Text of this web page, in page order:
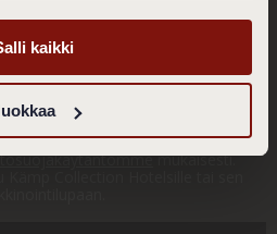
kaikki
ja mielenkiintoisia kuulumisia!
annat meille luvan henkilötietojesi
Klaus K:lle, Kämp Collection
mukaisesti.